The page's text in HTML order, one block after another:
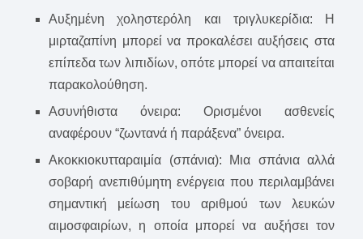
Αυξημένη χοληστερόλη και τριγλυκερίδια: Η
μιρταζαπίνη μπορεί να προκαλέσει αυξήσεις στα
επίπεδα των λιπιδίων, οπότε μπορεί να απαιτείται
παρακολούθηση.
Ασυνήθιστα όνειρα: Ορισμένοι ασθενείς
αναφέρουν “ζωντανά ή παράξενα” όνειρα.
Ακοκκιοκυτταραιμία (σπάνια): Μια σπάνια αλλά
σοβαρή ανεπιθύμητη ενέργεια που περιλαμβάνει
σημαντική μείωση του αριθμού των λευκών
αιμοσφαιρίων, η οποία μπορεί να αυξήσει τον